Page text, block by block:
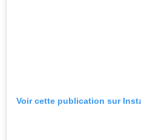
Voir cette publication sur